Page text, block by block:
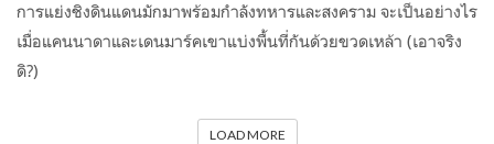
การแย่งชิงดินแดนมักมาพร้อมกำลังทหารและสงคราม จะเป็นอย่างไร
เมื่อแคนนาดาและเดนมาร์คเขาแบ่งพื้นที่กันด้วยขวดเหล้า (เอาจริง
ดิ?)
LOAD MORE